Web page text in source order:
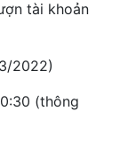
tài khoản
2022)
(thông